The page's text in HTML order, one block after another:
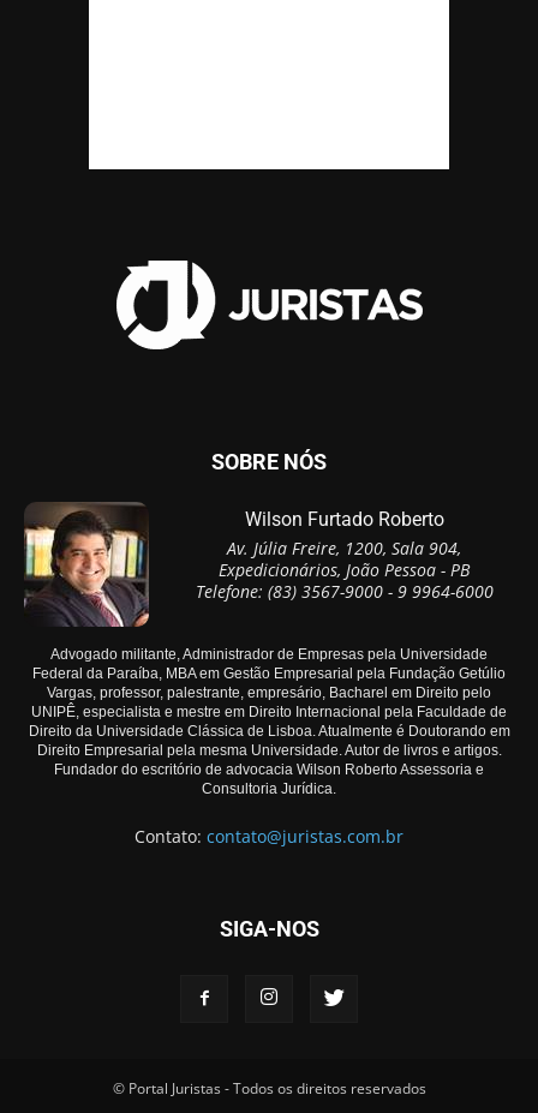
SOBRE NÓS
Wilson Furtado Roberto
Av. Júlia Freire, 1200, Sala 904,
Expedicionários, João Pessoa - PB
Telefone: (83) 3567-9000 - 9 9964-6000
Advogado militante, Administrador de Empresas pela Universidade
Federal da Paraíba, MBA em Gestão Empresarial pela Fundação Getúlio
Vargas, professor, palestrante, empresário, Bacharel em Direito pelo
UNIPÊ, especialista e mestre em Direito Internacional pela Faculdade de
Direito da Universidade Clássica de Lisboa. Atualmente é Doutorando em
Direito Empresarial pela mesma Universidade. Autor de livros e artigos.
Fundador do escritório de advocacia Wilson Roberto Assessoria e
Consultoria Jurídica.
Contato: contato@juristas.com.br
SIGA-NOS
© Portal Juristas - Todos os direitos reservados